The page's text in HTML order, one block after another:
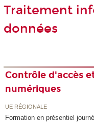
Traitement
données
Contrôle d'accès
numériques
UE RÉGIONALE
Formation en présentiel